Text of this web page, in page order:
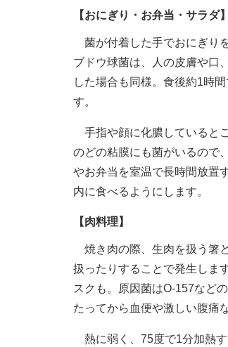
【おにぎり・お弁当・サラダ】
菌が付着した手でおにぎり
ブドウ球菌は、人の皮膚や口
した場合も同様。食後約1時
す。
手指や顔に化膿していると
のどの粘膜にも菌がいるので
やお弁当を室温で長時間放置
内に食べるようにします。
【肉料理】
焼き肉の際、生肉を扱う箸
扱ったりすることで発生しま
スクも。原因菌はO-157など
たってから血便や激しい腹痛
熱に弱く、75度で1分加熱